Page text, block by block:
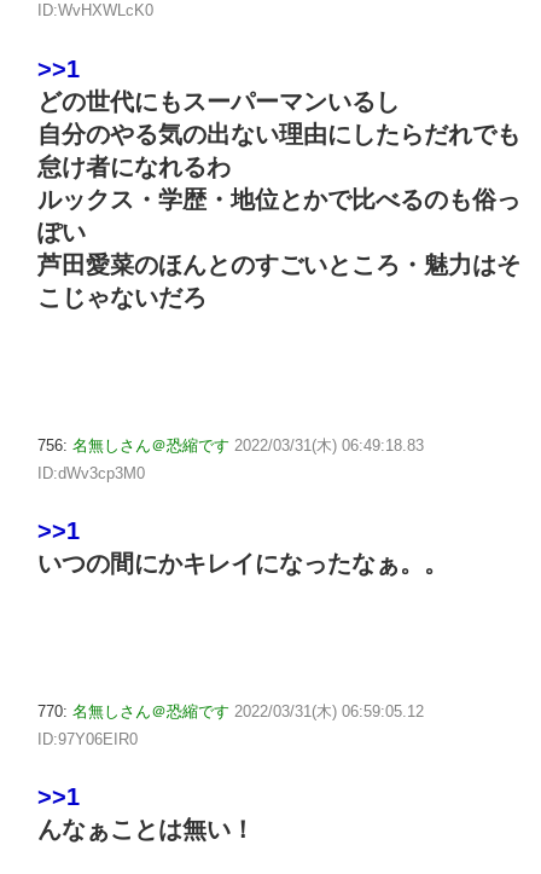
ID:WvHXWLcK0
>>1
どの世代にもスーパーマンいるし
自分のやる気の出ない理由にしたらだれでも
怠け者になれるわ
ルックス・学歴・地位とかで比べるのも俗っ
ぽい
芦田愛菜のほんとのすごいところ・魅力はそ
こじゃないだろ
756: 名無しさん＠恐縮です 2022/03/31(木) 06:49:18.83
ID:dWv3cp3M0
>>1
いつの間にかキレイになったなぁ。。
770: 名無しさん＠恐縮です 2022/03/31(木) 06:59:05.12
ID:97Y06EIR0
>>1
んなぁことは無い！